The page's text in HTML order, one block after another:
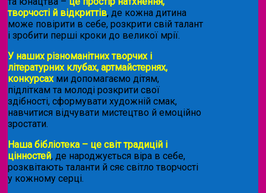
творчості й відкриттів, де кожна дитина
може повірити в себе, розкрити свій талант
і зробити перші кроки до великої мрії.
У наших різноманітних творчих і
літературних клубах, артмайстернях,
конкурсахми допомагаємо дітям,
підліткам та молоді розкрити свої
здібності, сформувати художній смак,
навчитися відчувати мистецтво й емоційно
зростати.
Наша бібліотека – це світ традицій і
цінностей, де народжується віра в себе,
розквітають таланти й сяє світло творчості
у кожному серці.